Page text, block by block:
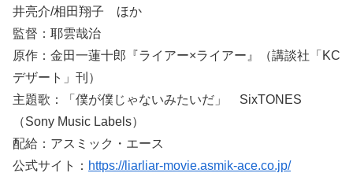
井亮介/相田翔子 ほか
監督：耶雲哉治
原作：金田一蓮十郎『ライアー×ライアー』（講談社「KC
デザート」刊）
主題歌：「僕が僕じゃないみたいだ」 SixTONES
（Sony Music Labels）
配給：アスミック・エース
公式サイト： https://liarliar-movie.asmik-ace.co.jp/